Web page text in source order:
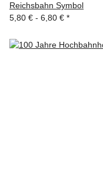
Reichsbahn Symbol
5,80 € - 6,80 € *